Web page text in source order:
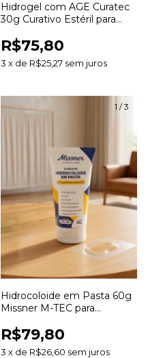
Hidrogel com AGE Curatec
30g Curativo Estéril para
Cicatrização de Feridas
R$75,80
3 x de R$25,27 sem juros
1 /3
Hidrocoloide em Pasta 60g
Missner M-TEC para
Feridas
R$79,80
3 x de R$26,60 sem juros